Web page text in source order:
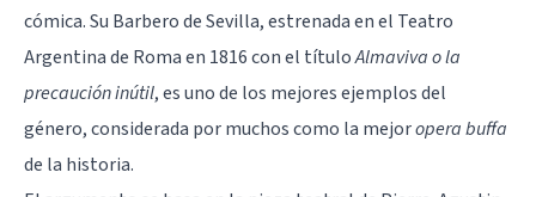
cómica. Su Barbero de Sevilla, estrenada en el Teatro
Argentina de Roma en 1816 con el títuloAlmaviva o la
precaución inútil, es uno de los mejores ejemplos del
género, considerada por muchos como la mejoropera buffa
de la historia.